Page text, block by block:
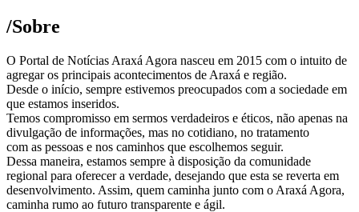
/Sobre
O Portal de Notícias Araxá Agora nasceu em 2015 com o intuito de
agregar os principais acontecimentos de Araxá e região.
Desde o início, sempre estivemos preocupados com a sociedade em
que estamos inseridos.
Temos compromisso em sermos verdadeiros e éticos, não apenas na
divulgação de informações, mas no cotidiano, no tratamento
com as pessoas e nos caminhos que escolhemos seguir.
Dessa maneira, estamos sempre à disposição da comunidade
regional para oferecer a verdade, desejando que esta se reverta em
desenvolvimento. Assim, quem caminha junto com o Araxá Agora,
caminha rumo ao futuro transparente e ágil.